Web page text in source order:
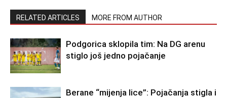
RELATED ARTICLES MORE FROM AUTHOR
Podgorica sklopila tim: Na DG arenu
stiglo još jedno pojačanje
Berane “mijenja lice”: Pojačanja stigla i